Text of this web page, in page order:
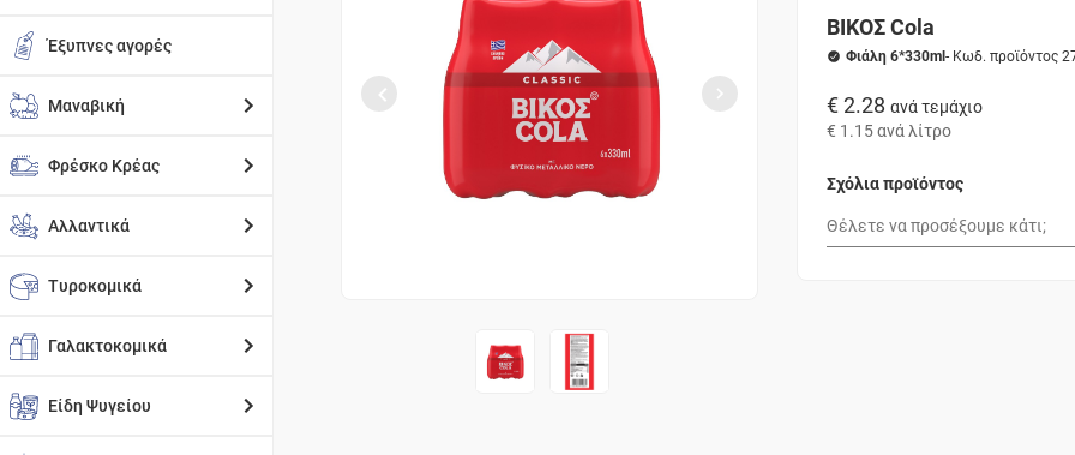
Έξυπνες αγορές
Μαναβική
Φρέσκο Κρέας
Αλλαντικά
Τυροκομικά
Γαλακτοκομικά
Είδη Ψυγείου
ΒΙΚΟΣ Cola
Φιάλη 6*330ml - Κωδ. προϊόντος
€ 2.28 ανά τεμάχιο
€ 1.15ανά λίτρο
Σχόλια προϊόντος